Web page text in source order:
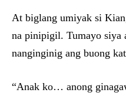
At biglang umiyak si
na pinipigil. Tumayo siya
nanginginig ang buong
“Anak ko… anong